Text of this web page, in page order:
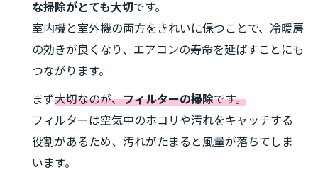
な掃除がとても大切です。
室内機と室外機の両方をきれいに保つことで、冷暖房
の効きが良くなり、エアコンの寿命を延ばすことにも
つながります。
まず大切なのが、フィルターの掃除です。
フィルターは空気中のホコリや汚れをキャッチする
役割があるため、汚れがたまると風量が落ちてしま
います。